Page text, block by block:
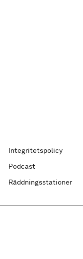
Integritetspolicy
Podcast
Räddningsstationer